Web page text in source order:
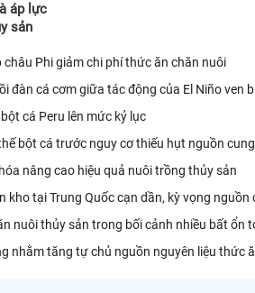
áp lực
sản
châu Phi giảm chi phí thức ăn chăn nuôi
đàn cá cơm giữa tác động của El Niño ven
cá Peru lên mức kỷ lục
bột cá trước nguy cơ thiếu hụt nguồn cung
nâng cao hiệu quả nuôi trồng thủy sản
kho tại Trung Quốc cạn dần, kỳ vọng nguồn
nuôi thủy sản trong bối cảnh nhiều bất ổn
nhằm tăng tự chủ nguồn nguyên liệu thức